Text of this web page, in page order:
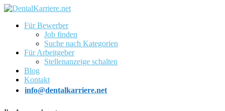
Für Bewerber
Job finden
Suche nach Kategorien
Für Arbeitgeber
Stellenanzeige schalten
Blog
Kontakt
info@dentalkarriere.net